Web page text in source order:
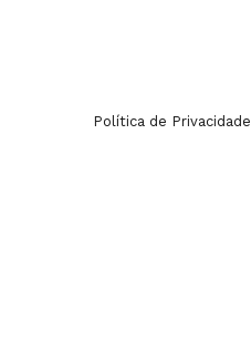
Política de Privacidade